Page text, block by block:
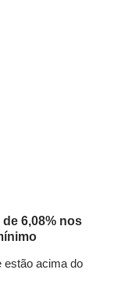
6,08% nos
estão acima do